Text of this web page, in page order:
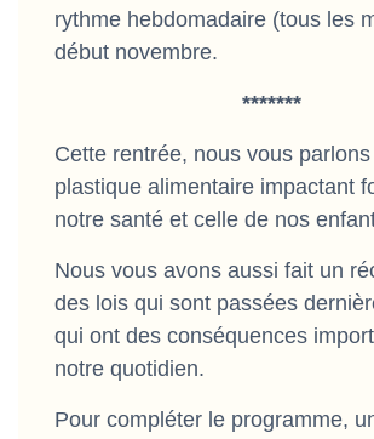
rythme hebdomadaire (tous les
début novembre.
*******
Cette rentrée, nous vous
plastique alimentaire impactant
notre santé et celle de nos
Nous vous avons aussi fait un
des lois qui sont passées
qui ont des conséquences
notre quotidien.
Pour compléter le programme,